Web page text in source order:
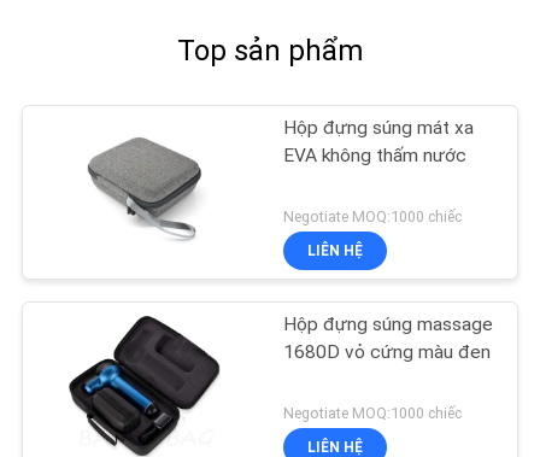
Top sản phẩm
Hộp đựng súng mát xa
EVA không thấm nước
Negotiate MOQ:1000 chiếc
LIÊN HỆ
Hộp đựng súng massage
1680D vỏ cứng màu đen
Negotiate MOQ:1000 chiếc
LIÊN HỆ